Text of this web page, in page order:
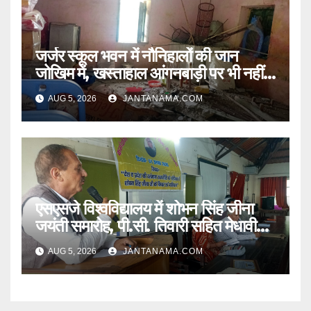
जर्जर स्कूल भवन में नौनिहालों की जान
जोखिम में, खस्ताहाल आंगनबाड़ी पर भी नहीं
जागा प्रशासन
AUG 5, 2026 JANTANAMA.COM
एसएसजे विश्वविद्यालय में शोभन सिंह जीना
जयंती समारोह, पी.सी. तिवारी सहित मेधावी
छात्र हुए सम्मानित
AUG 5, 2026 JANTANAMA.COM